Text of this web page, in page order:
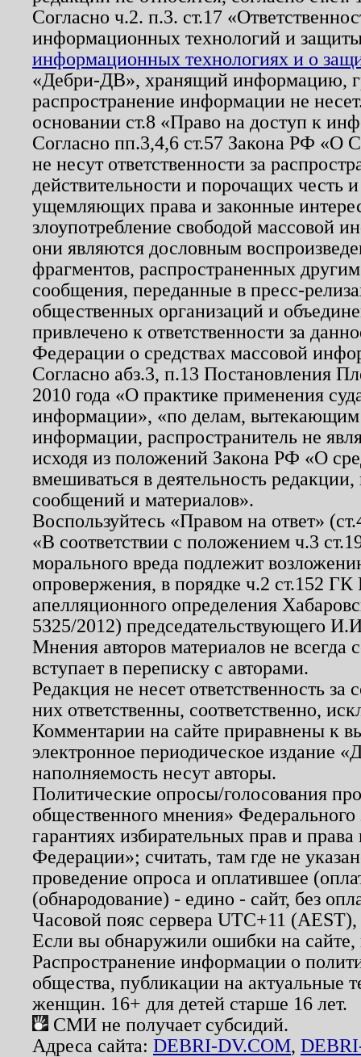
Согласно ч.2. п.3. ст.17
информационных технологий и
информационных технологиях и о
«Дебри-ДВ», хранящий информацию,
распространение информации не
основании ст.8 «Право на доступ к
Согласно пп.3,4,6 ст.57 Закона РФ «О
не несут ответственности за
действительности и порочащих честь
ущемляющих права и законные
злоупотребление свободой массовой
они являются дословным
фрагментов, распространенных
сообщения, переданные в пресс-
общественных организаций и
привлечено к ответственности за
Федерации о средствах массовой
Согласно абз.3, п.13 Постановления
2010 года «О практике применения
информации», «по делам, вытекающим
информации, распространитель не
исходя из положений Закона РФ «О
вмешиваться в деятельность
сообщений и материалов».
Воспользуйтесь «Правом на ответ»
«В соответствии с положением ч.3
морального вреда подлежит
опровержения, в порядке ч.2 ст.152
апелляционного определения
5325/2012) председательствующего
Мнения авторов материалов не
вступает в переписку с авторами.
Редакция не несет ответственность
них ответственны, соответственно,
Комментарии на сайте приравнены к
электронное периодическое издание
наполняемость несут авторы.
Политические опросы/голосования
общественного мнения»
гарантиях избирательных прав и
Федерации»; считать, там где не
проведение опроса и оплатившее
(обнародование) - едино - сайт, без
Часовой пояс сервера UTC+11
Если вы обнаружили ошибки на
Распространение информации о
общества, публикации на актуальные
женщин. 16+ для детей старше 16 лет.
СМИ не получает субсидий.
Адреса сайта: DEBRI-DV.COM,